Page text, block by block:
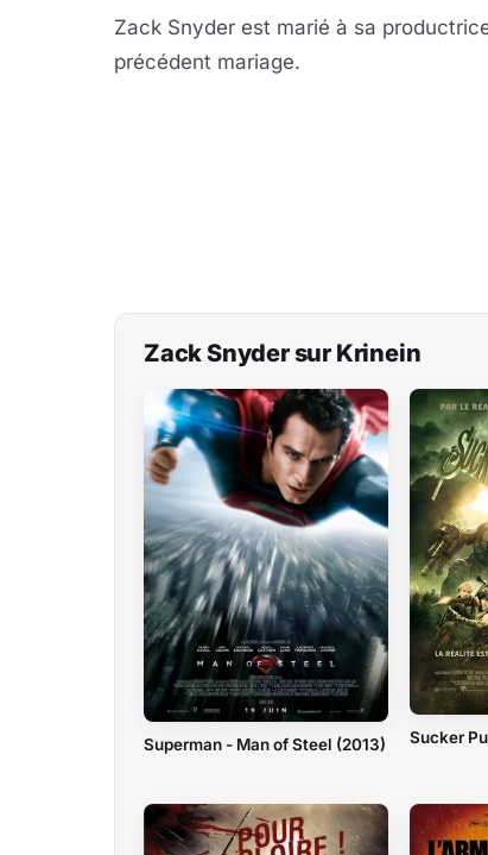
Zack Snyder est marié à sa
précédent mariage.
Zack Snyder sur Krinein
Superman - Man of Steel (2013) Sucker